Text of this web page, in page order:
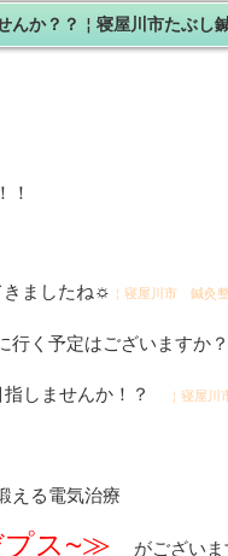
んか？？￤寝屋川市たぶし
！
きましたね☼ ￤寝屋川市 鍼灸
行く予定はございますか
指しませんか！？ ￤寝屋
える電気治療
プス~≫ がござい